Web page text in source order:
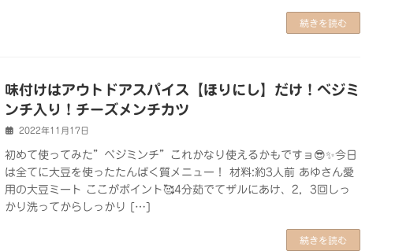
続きを読む
味付けはアウトドアスパイス【ほりにし】だけ！べジミ
ンチ入り！チーズメンチカツ
2022年11月17日
初めて使ってみた”ベジミンチ”これかなり使えるかもですョ😎✨今日
は全てに大豆を使ったたんぱく質メニュー！ 材料:約3人前 あゆさん愛
用の大豆ミート ここがポイント🥰4分茹でてザルにあけ、2，3回しっ
かり洗ってからしっかり […]
続きを読む